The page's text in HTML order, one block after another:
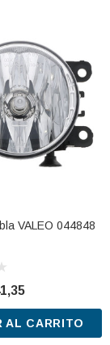
VALEO 044848
AL CARRITO